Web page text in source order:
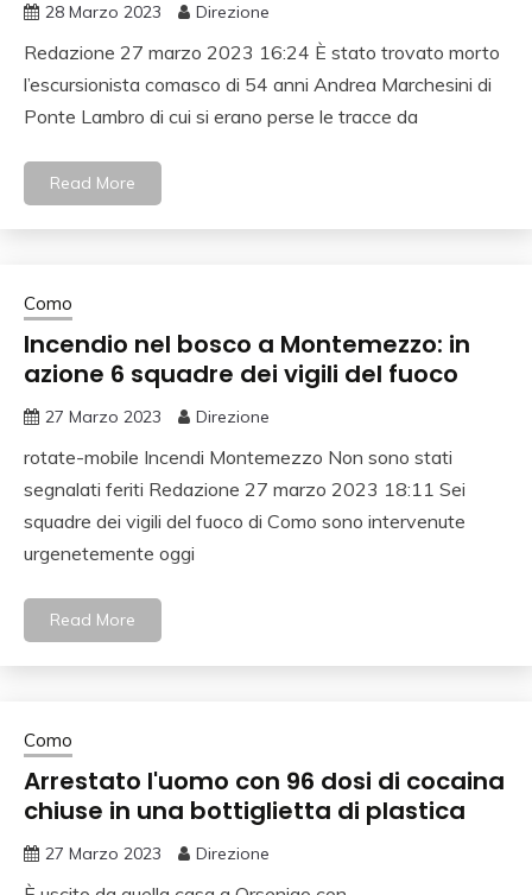
28 Marzo 2023 Direzione
Redazione 27 marzo 2023 16:24 È stato trovato morto
l’escursionista comasco di 54 anni Andrea Marchesini di
Ponte Lambro di cui si erano perse le tracce da
Read More
Como
Incendio nel bosco a Montemezzo: in
azione 6 squadre dei vigili del fuoco
27 Marzo 2023 Direzione
rotate-mobile Incendi Montemezzo Non sono stati
segnalati feriti Redazione 27 marzo 2023 18:11 Sei
squadre dei vigili del fuoco di Como sono intervenute
urgenetemente oggi
Read More
Como
Arrestato l'uomo con 96 dosi di cocaina
chiuse in una bottiglietta di plastica
27 Marzo 2023 Direzione